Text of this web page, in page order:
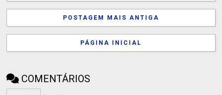
POSTAGEM MAIS ANTIGA
PÁGINA INICIAL
COMENTÁRIOS